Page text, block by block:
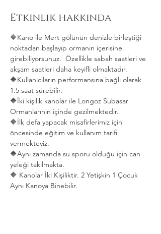
Etkinlik hakkında
🔶Kano ile Mert gölünün denizle birleştiği
noktadan başlayıp ormanın içerisine
girebiliyorsunuz.  Özellikle sabah saatleri ve
akşam saatleri daha keyifli olmaktadır.
🔶Kullanıcıların performansına bağlı olarak
1.5 saat sürebilir.
🔶İki kişilik kanolar ile Longoz Subasar
Ormanlarının içinde gezilmektedir.
🔶İlk defa yapacak misafirlerimiz için
öncesinde eğitim ve kullanım tarifi
vermekteyiz.
🔶Aynı zamanda su sporu olduğu için can
yeleği takılmakta.
🔶 Kanolar İki Kişiliktir. 2 Yetişkin 1 Çocuk
Aynı Kanoya Binebilir.